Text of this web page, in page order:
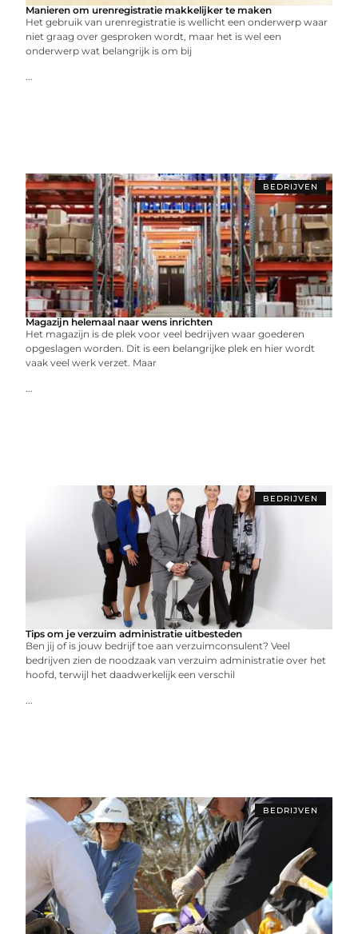
Manieren om urenregistratie makkelijker te maken
Het gebruik van urenregistratie is wellicht een onderwerp waar
niet graag over gesproken wordt, maar het is wel een
onderwerp wat belangrijk is om bij
...
BEDRIJVEN
Magazijn helemaal naar wens inrichten
Het magazijn is de plek voor veel bedrijven waar goederen
opgeslagen worden. Dit is een belangrijke plek en hier wordt
vaak veel werk verzet. Maar
...
BEDRIJVEN
Tips om je verzuim administratie uitbesteden
Ben jij of is jouw bedrijf toe aan verzuimconsulent? Veel
bedrijven zien de noodzaak van verzuim administratie over het
hoofd, terwijl het daadwerkelijk een verschil
...
BEDRIJVEN